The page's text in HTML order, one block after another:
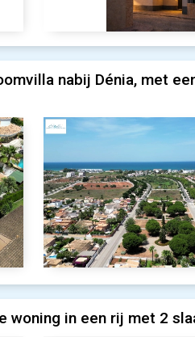
nabij Dénia, met
woning in een rij met 2